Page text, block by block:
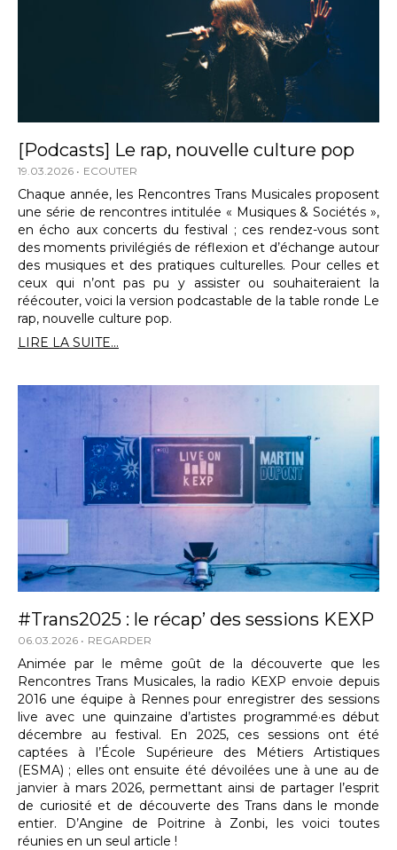
[Podcasts] Le rap, nouvelle culture pop
19.03.2026 ECOUTER
Chaque année, les Rencontres Trans Musicales proposent
une série de rencontres intitulée « Musiques & Sociétés »,
en écho aux concerts du festival ; ces rendez-vous sont
des moments privilégiés de réflexion et d’échange autour
des musiques et des pratiques culturelles. Pour celles et
ceux qui n’ont pas pu y assister ou souhaiteraient la
réécouter, voici la version podcastable de la table ronde Le
rap, nouvelle culture pop.
LIRE LA SUITE...
#Trans2025 : le récap’ des sessions KEXP
06.03.2026 REGARDER
Animée par le même goût de la découverte que les
Rencontres Trans Musicales, la radio KEXP envoie depuis
2016 une équipe à Rennes pour enregistrer des sessions
live avec une quinzaine d’artistes programmé·es début
décembre au festival. En 2025, ces sessions ont été
captées à l’École Supérieure des Métiers Artistiques
(ESMA) ; elles ont ensuite été dévoilées une à une au de
janvier à mars 2026, permettant ainsi de partager l’esprit
de curiosité et de découverte des Trans dans le monde
entier. D’Angine de Poitrine à Zonbi, les voici toutes
réunies en un seul article !